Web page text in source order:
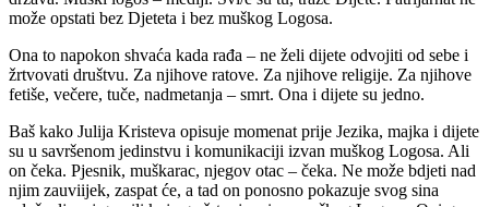
može opstati bez Djeteta i bez muškog Logosa.
Ona to napokon shvaća kada rađa – ne želi dijete odvojiti od sebe i
žrtvovati društvu. Za njihove ratove. Za njihove religije. Za njihove
fetiše, večere, tuče, nadmetanja – smrt. Ona i dijete su jedno.
Baš kako Julija Kristeva opisuje momenat prije Jezika, majka i dijete
su u savršenom jedinstvu i komunikaciji izvan muškog Logosa. Ali
on čeka. Pjesnik, muškarac, njegov otac – čeka. Ne može bdjeti nad
njim zauviijek, zaspat će, a tad on ponosno pokazuje svog sina